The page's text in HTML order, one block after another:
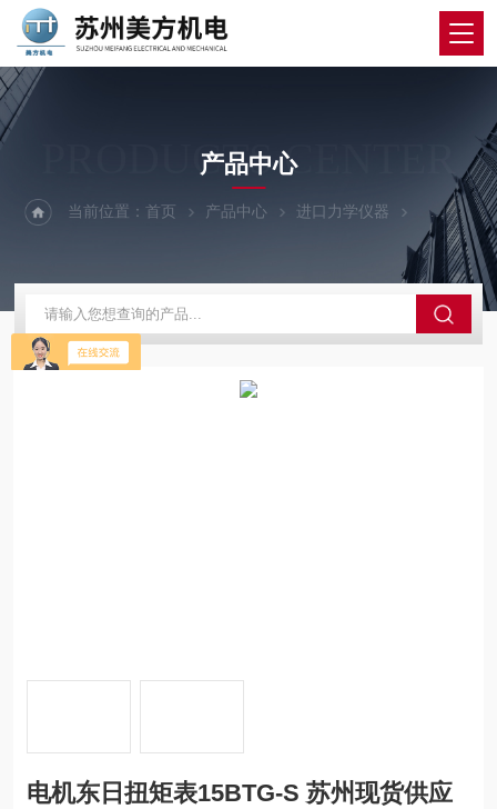
PRODUCTS CENTER
产品中心
当前位置：首页 产品中心 进口力学仪器 日本东日
电机东日扭矩表15BTG-S 苏州现货供应